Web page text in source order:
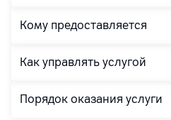
Кому предоставляется
Как управлять услугой
Порядок оказания услуги